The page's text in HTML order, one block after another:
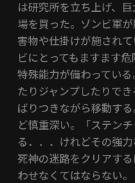
は研究所を立ち上げ、
場を買った。ゾンビ軍
害物や仕掛けが施され
ビにとってもますます
特殊能力が備わってい
たりジャンプしたりで
ばりつきながら移動す
ど慎重深い。「ステン
る．．．けれどその強
死神の迷路をクリアす
わせなくてはならない。